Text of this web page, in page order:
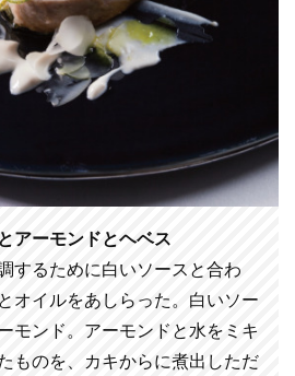
アーモンドとヘベス
するために白いソースと合わ
オイルをあしらった。白いソー
モンド。アーモンドと水をミキ
ものを、カキからに煮出しただ